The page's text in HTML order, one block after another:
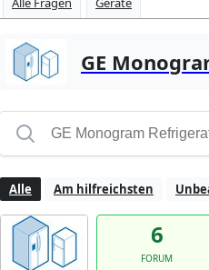
GE
Alle Am hilfreichsten
6
FORUM